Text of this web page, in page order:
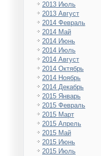
2013 Июль
2013 Август
2014 Февраль
2014 Май
2014 Июнь
2014 Июль
2014 Август
2014 Октябрь
2014 Ноябрь
2014 Декабрь
2015 Январь
2015 Февраль
2015 Март
2015 Апрель
2015 Май
2015 Июнь
2015 Июль